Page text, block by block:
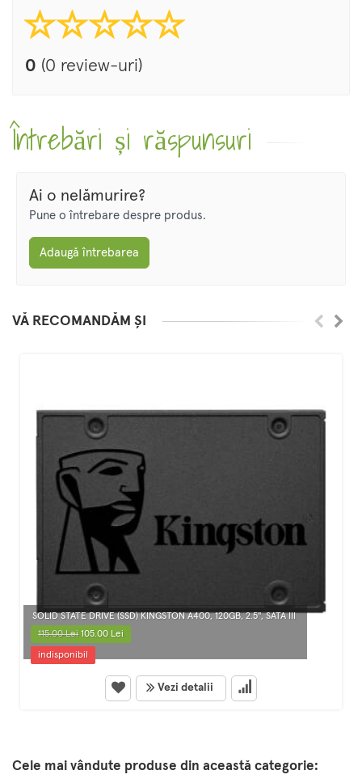
0 (0 review-uri)
Întrebări și răspunsuri
Ai o nelămurire?
Pune o întrebare despre produs.
Adaugă întrebarea
VĂ RECOMANDĂM ȘI
SOLID STATE DRIVE (SSD) KINGSTON A400, 120GB, 2.5", SATA III
115.00 Lei105.00 Lei
indisponibil
Vezi detalii
Cele mai vândute produse din această categorie: